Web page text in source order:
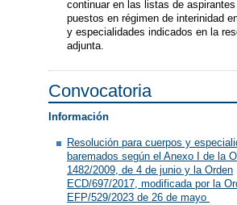
continuar en las listas de
puestos en régimen de interinidad
y especialidades indicados en la
adjunta.
Convocatoria
Información
Resolución para cuerpos y
baremados según el Anexo I de la
1482/2009, de 4 de junio y la Orden
ECD/697/2017, modificada por la
EFP/529/2023 de 26 de mayo